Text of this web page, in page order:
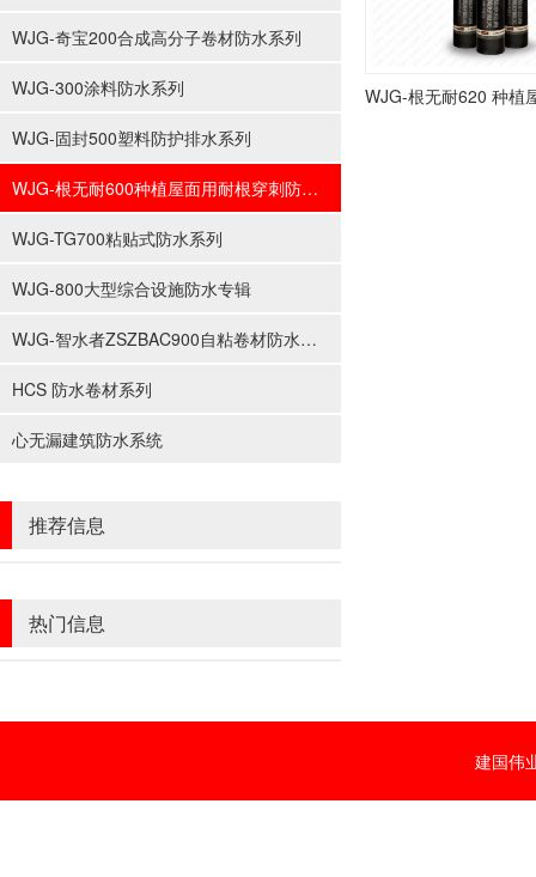
WJG-奇宝200合成高分子卷材防水系列
WJG-300涂料防水系列
WJG-固封500塑料防护排水系列
WJG-根无耐600种植屋面用耐根穿刺防水系列
WJG-TG700粘贴式防水系列
WJG-800大型综合设施防水专辑
WJG-智水者ZSZBAC900自粘卷材防水系列
HCS 防水卷材系列
心无漏建筑防水系统
推荐信息
热门信息
建国伟